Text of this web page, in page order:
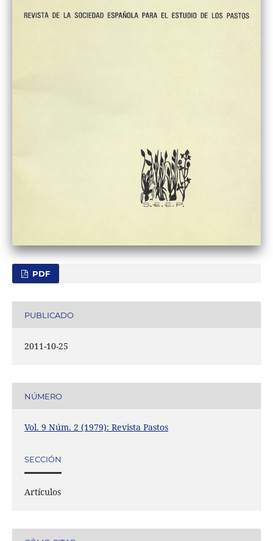
PDF
PUBLICADO
2011-10-25
NÚMERO
Vol. 9 Núm. 2 (1979): Revista Pastos
SECCIÓN
Artículos